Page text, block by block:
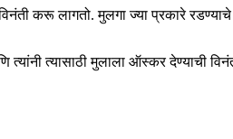
करू लागतो. मुलगा ज्या प्रकारे
त्यासाठी मुलाला ऑस्कर देण्याची